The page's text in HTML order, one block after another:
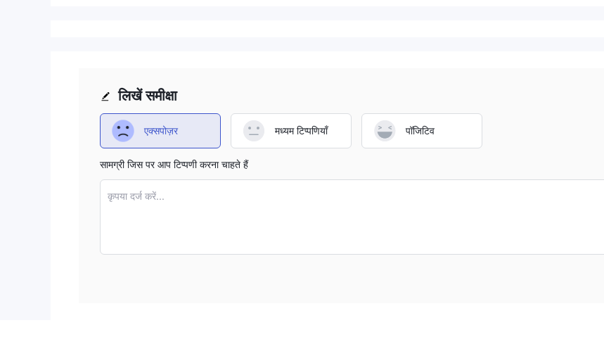
लिखें समीक्षा
एक्सपोज़र मध्यम टिप्पणियाँ पॉजिटिव
सामग्री जिस पर आप टिप्पणी करना चाहते हैं
कृपया दर्ज करें...